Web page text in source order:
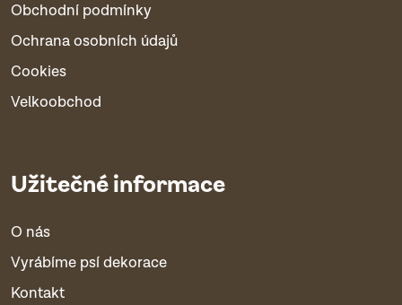
Obchodní podmínky
Ochrana osobních údajů
Cookies
Velkoobchod
Užitečné informace
O nás
Vyrábíme psí dekorace
Kontakt